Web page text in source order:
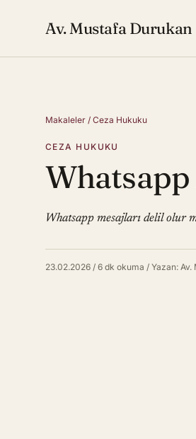
Av. Mustafa Durukan
Makaleler / Ceza Hukuku
CEZA HUKUKU
Whatsapp mesajları delil olur
23.02.2026 / 6 dk okuma / Yazan: